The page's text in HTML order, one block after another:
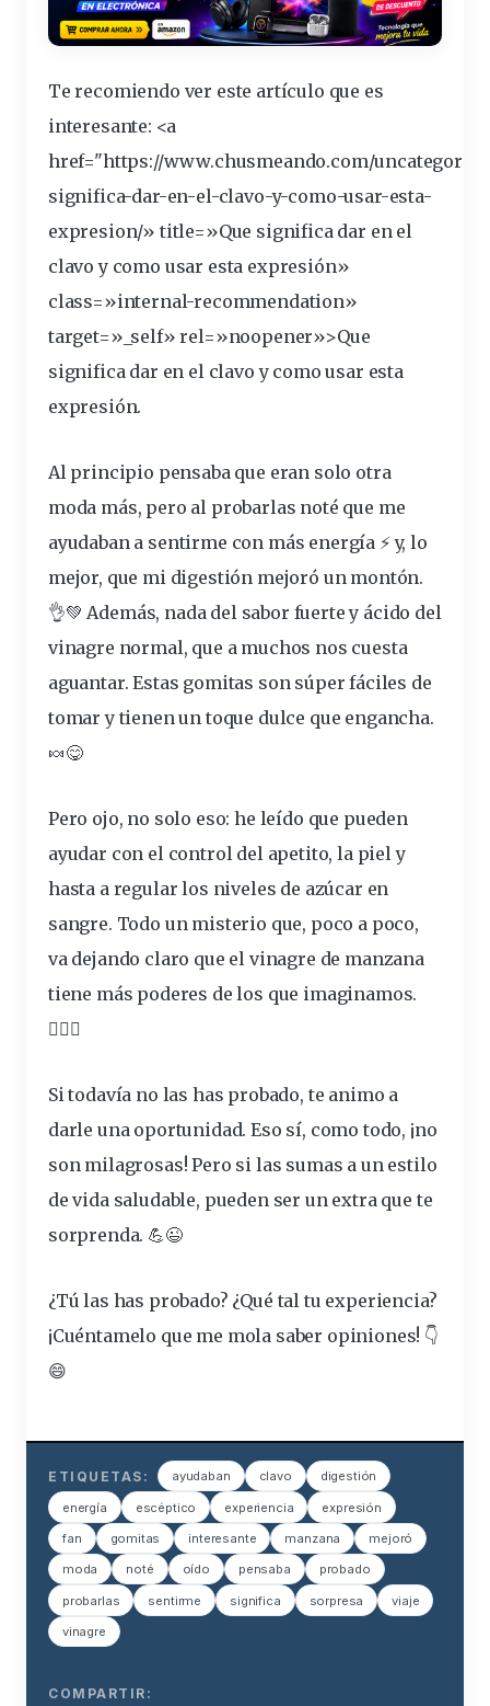
Te recomiendo ver este artículo que es
interesante: <a
href="https://www.chusmeando.com/
significa-dar-en-el-clavo-y-como-usar-esta-
expresion/» title=»Que significa dar en el
clavo y como usar esta expresión»
class=»internal-recommendation»
target=»_self» rel=»noopener»>Que
significa dar en el clavo y como usar esta
expresión.
Al principio pensaba que eran solo otra
moda más, pero al probarlas noté que me
ayudaban a sentirme con más energía ⚡ y, lo
mejor, que mi digestión mejoró un montón.
👌💚 Además, nada del sabor fuerte y ácido del
vinagre normal, que a muchos nos cuesta
aguantar. Estas gomitas son súper fáciles de
tomar y tienen un toque dulce que engancha.
🍬😋
Pero ojo, no solo eso: he leído que pueden
ayudar con el control del apetito, la piel y
hasta a regular los niveles de azúcar en
sangre. Todo un misterio que, poco a poco,
va dejando claro que el vinagre de manzana
tiene más poderes de los que imaginamos.
🕵️‍♂️✨
Si todavía no las has probado, te animo a
darle una oportunidad. Eso sí, como todo, ¡no
son milagrosas! Pero si las sumas a un estilo
de vida saludable, pueden ser un extra que te
sorprenda. 💪😉
¿Tú las has probado? ¿Qué tal tu experiencia?
¡Cuéntamelo que me mola saber opiniones! 👇
😄
ETIQUETAS: ayudaban clavo digestión
energía escéptico experiencia expresión
fan gomitas interesante manzana mejoró
moda noté oído pensaba probado
probarlas sentirme significa sorpresa viaje
vinagre
COMPARTIR: